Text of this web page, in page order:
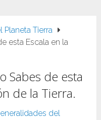
Planeta Tierra
esta Escala en la
Sabes de esta
de la Tierra.
del